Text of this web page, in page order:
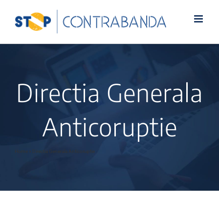
Directia Generala
Anticoruptie
Home » Directia Generala Anticoruptie